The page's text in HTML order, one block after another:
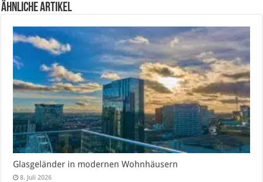
Ähnliche Artikel
Glasgeländer in modernen Wohnhäusern
8. Juli 2026